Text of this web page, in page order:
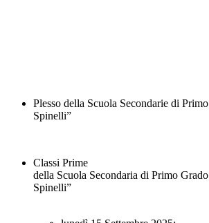
Plesso della Scuola Secondarie di
Spinelli”
Classi Prime
della Scuola Secondaria di Primo
Spinelli”